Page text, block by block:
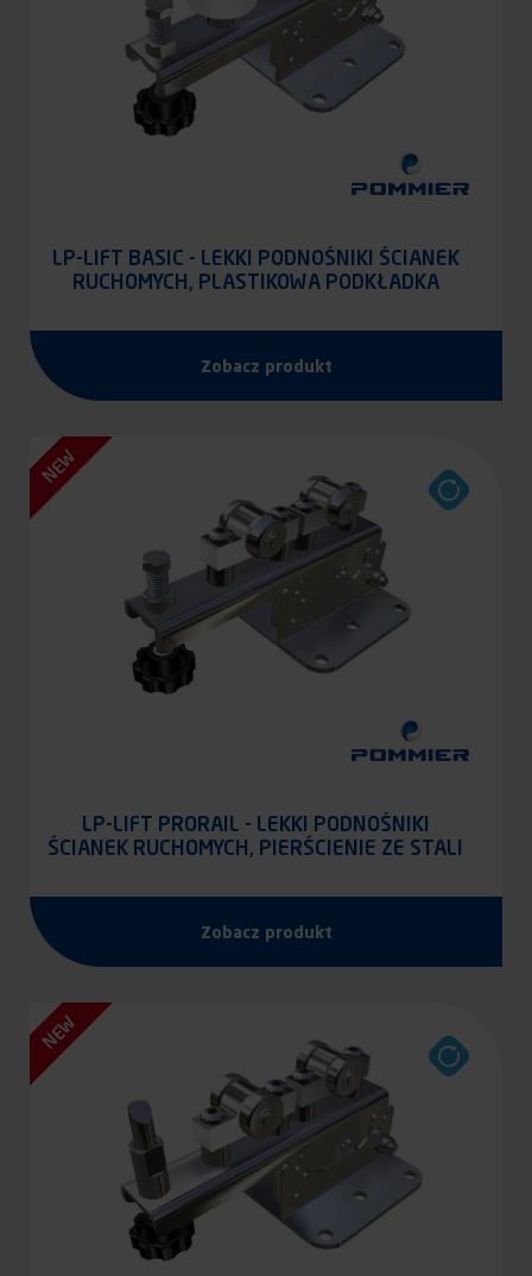
LP-LIFT BASIC - LEKKI PODNOŚNIKI ŚCIANEK
RUCHOMYCH, PLASTIKOWA PODKŁADKA
Zobacz produkt
NEW
LP-LIFT PRORAIL - LEKKI PODNOŚNIKI
ŚCIANEK RUCHOMYCH, PIERŚCIENIE ZE STALI
Zobacz produkt
NEW